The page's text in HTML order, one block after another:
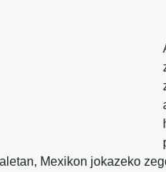
Mexikon jokazeko